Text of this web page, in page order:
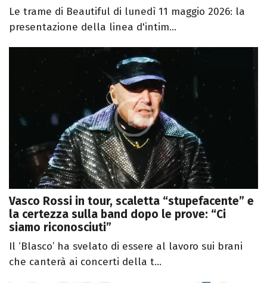
Le trame di Beautiful di lunedì 11 maggio 2026: la
presentazione della linea d'intim...
Vasco Rossi in tour, scaletta “stupefacente” e
la certezza sulla band dopo le prove: “Ci
siamo riconosciuti”
Il ‘Blasco’ ha svelato di essere al lavoro sui brani
che canterà ai concerti della t...